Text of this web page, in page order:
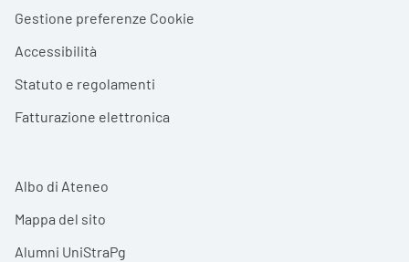
Gestione preferenze Cookie
Accessibilità
Statuto e regolamenti
Fatturazione elettronica
Albo di Ateneo
Mappa del sito
Alumni UniStraPg